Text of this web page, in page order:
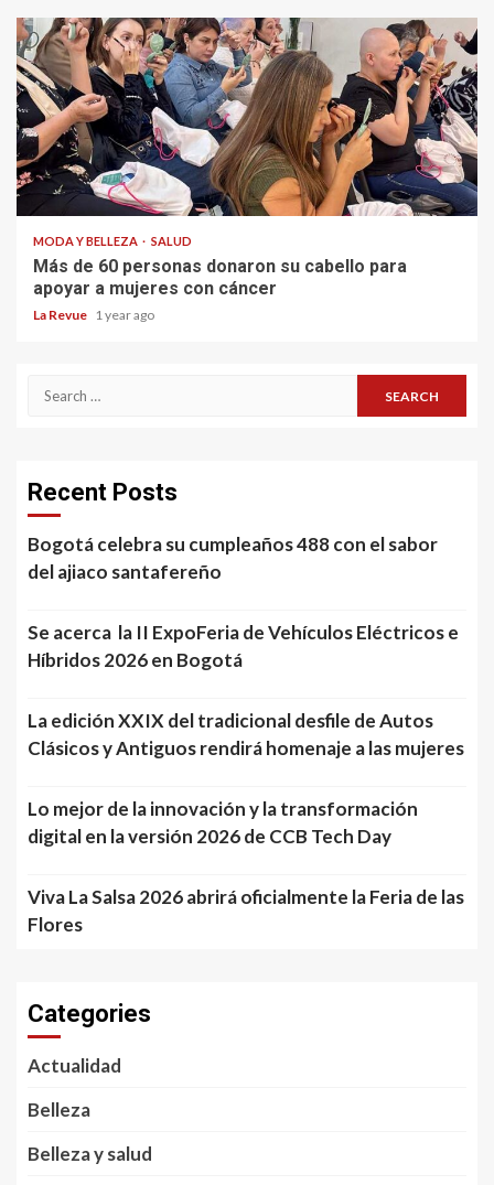
MODA Y BELLEZA SALUD
Más de 60 personas donaron su cabello para
apoyar a mujeres con cáncer
La Revue 1 year ago
Search
Recent Posts
Bogotá celebra su cumpleaños 488 con el sabor
del ajiaco santafereño
Se acerca la II ExpoFeria de Vehículos Eléctricos e
Híbridos 2026 en Bogotá
La edición XXIX del tradicional desfile de Autos
Clásicos y Antiguos rendirá homenaje a las mujeres
Lo mejor de la innovación y la transformación
digital en la versión 2026 de CCB Tech Day
Viva La Salsa 2026 abrirá oficialmente la Feria de las
Flores
Categories
Actualidad
Belleza
Belleza y salud